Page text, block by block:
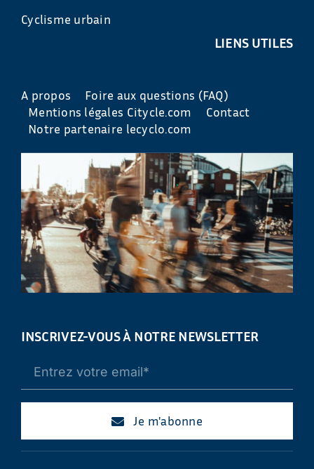
Cyclisme urbain
LIENS UTILES
A propos
Foire aux questions (FAQ)
Mentions légales Citycle.com
Contact
Notre partenaire lecyclo.com
INSCRIVEZ-VOUS À NOTRE NEWSLETTER
Je m'abonne